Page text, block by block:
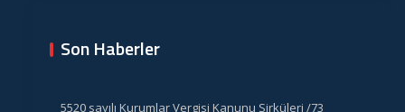
Son Haberler
5520 sayılı Kurumlar Vergisi Kanunu Sirküleri /73